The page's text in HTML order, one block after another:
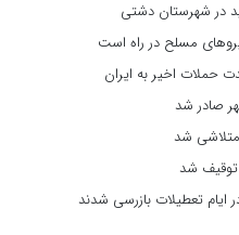
در شهرستان دشتی
مسلح در راه است
حملات اخیر به ایران
صادر شد
توقیف شد
ایام تعطیلات بازرسی شدند